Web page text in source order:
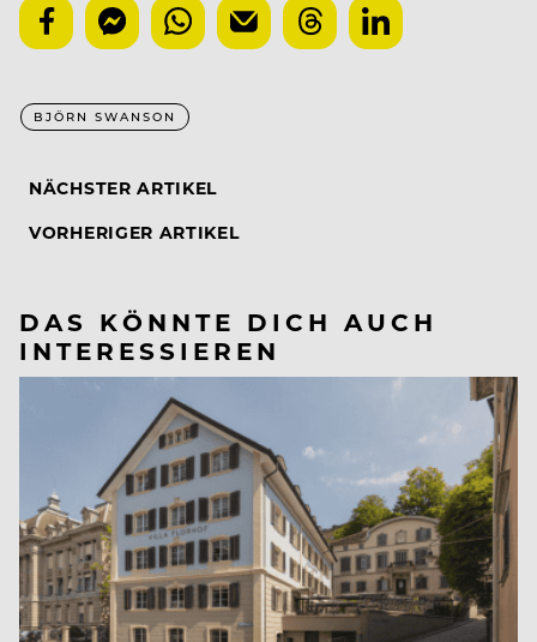
BJÖRN SWANSON
NÄCHSTER ARTIKEL
VORHERIGER ARTIKEL
DAS KÖNNTE DICH AUCH
INTERESSIEREN